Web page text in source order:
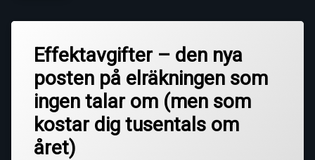
Effektavgifter – den nya
posten på elräkningen som
ingen talar om (men som
kostar dig tusentals om
året)